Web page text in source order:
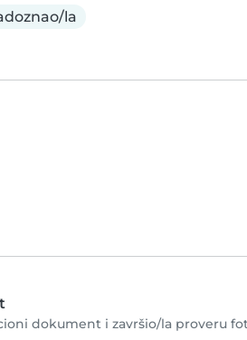
la
dokument i završio/la proveru